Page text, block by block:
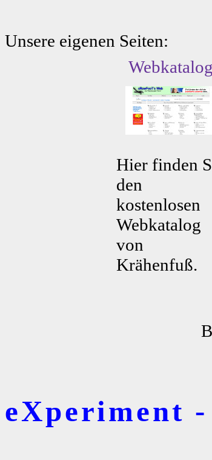
Unsere eigenen Seiten:
Webkatalog
Hier finden
den
kostenlosen
Webkatalog
von
Krähenfuß.
eXperiment